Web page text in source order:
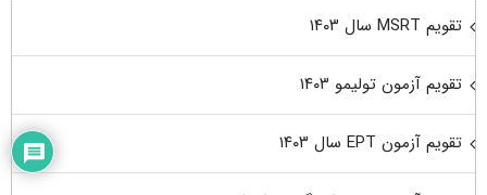
تقویم MSRT سال ۱۴۰۳
تقویم آزمون تولیمو ۱۴۰۳
تقویم آزمون EPT سال ۱۴۰۳